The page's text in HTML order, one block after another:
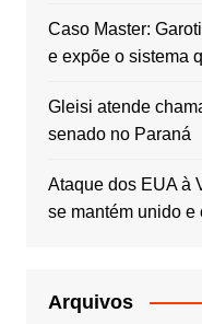
Caso Master:
e expõe o sistema
Gleisi atende
senado no Paraná
Ataque dos EUA à
se mantém unido
Arquivos